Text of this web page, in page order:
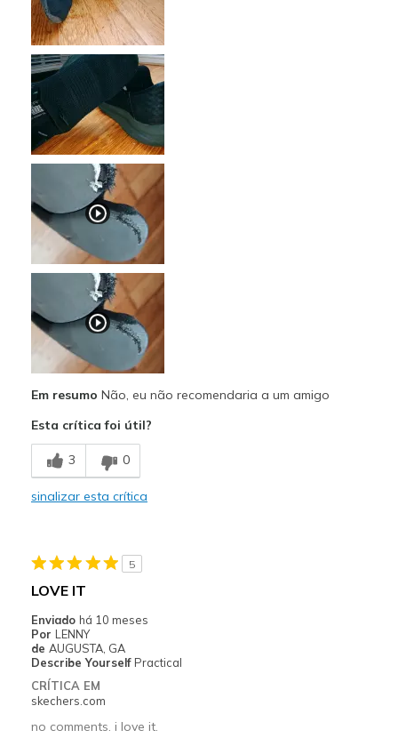
Em resumo Não, eu não recomendaria a um amigo
Esta crítica foi útil?
3 0
sinalizar esta crítica
5
LOVE IT
Enviado há 10 meses
Por LENNY
de AUGUSTA, GA
Describe Yourself Practical
CRÍTICA EM
skechers.com
no comments. i love it.